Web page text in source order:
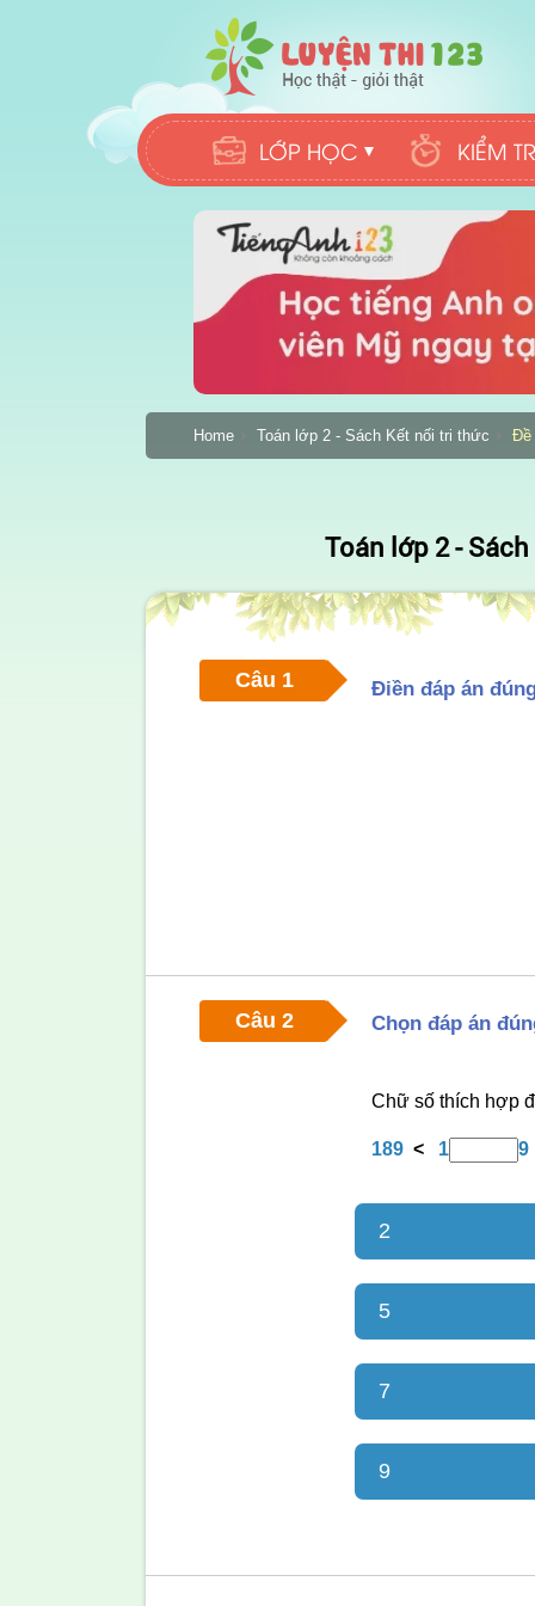
LỚP HỌC KIỂM
Home Toán lớp 2 - Sách Kết nối tri thức Đề
Toán lớp 2 -
Câu 1 Điền đáp án
Câu 2 Chọn đáp án
Chữ số thích hợp
189 < 1 9
2
5
7
9